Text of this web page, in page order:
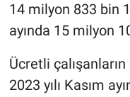
14 milyon 833 bin
ayında 15 milyon
Ücretli çalışanların
2023 yılı Kasım